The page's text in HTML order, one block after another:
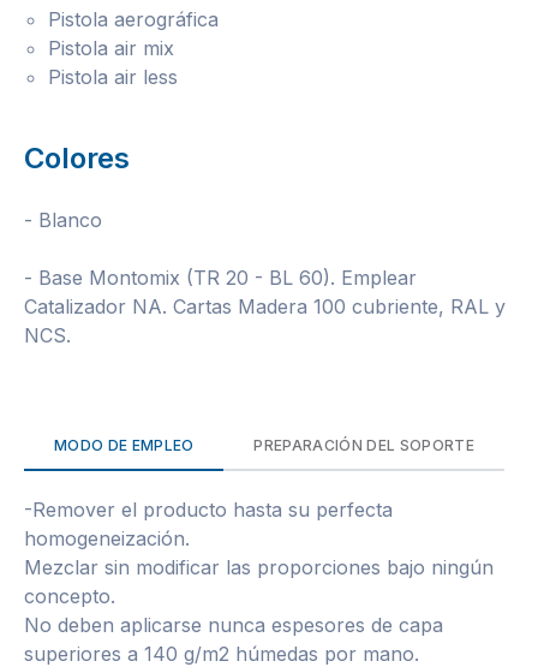
Pistola aerográfica
Pistola air mix
Pistola air less
Colores
- Blanco
- Base Montomix (TR 20 - BL 60). Emplear
Catalizador NA. Cartas Madera 100 cubriente, RAL y
NCS.
MODO DE EMPLEO PREPARACIÓN DEL SOPORTE
-Remover el producto hasta su perfecta
homogeneización.
Mezclar sin modificar las proporciones bajo ningún
concepto.
No deben aplicarse nunca espesores de capa
superiores a 140 g/m2 húmedas por mano.